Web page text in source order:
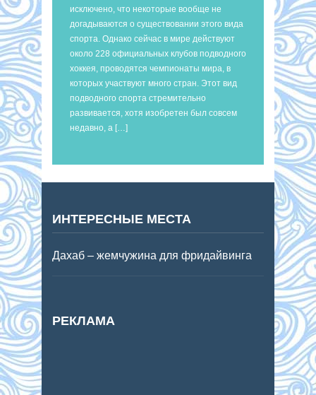
исключено, что некоторые вообще не
догадываются о существовании этого вида
спорта. Однако сейчас в мире действуют
около 228 официальных клубов подводного
хоккея, проводятся чемпионаты мира, в
которых участвуют много стран. Этот вид
подводного спорта стремительно
развивается, хотя изобретен был совсем
недавно, а […]
ИНТЕРЕСНЫЕ МЕСТА
Дахаб – жемчужина для фридайвинга
РЕКЛАМА